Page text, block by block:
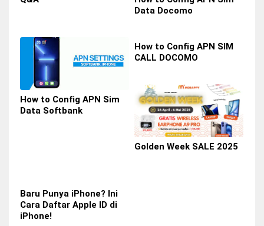
Data Docomo
How to Config APN Sim
Data Softbank
How to Config APN SIM
CALL DOCOMO
Golden Week SALE 2025
Baru Punya iPhone? Ini
Cara Daftar Apple ID di
iPhone!